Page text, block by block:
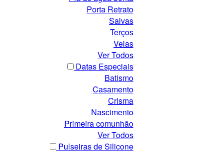
Porta Retrato
Salvas
Terços
Velas
Ver Todos
Datas Especiais
Batismo
Casamento
Crisma
Nascimento
Primeira comunhão
Ver Todos
Pulseiras de Silicone